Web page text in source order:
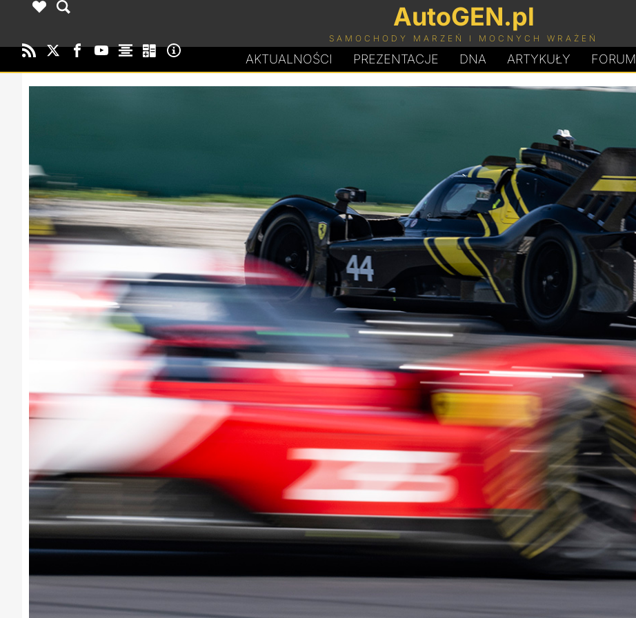
AutoGEN.pl
SAMOCHODY MARZEŃ I MOCNYCH WRAŻEŃ
AKTUALNOŚCI PREZENTACJE DNA ARTYKUŁY FORUM